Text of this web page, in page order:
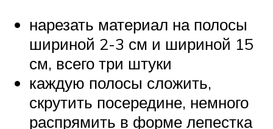
нарезать материал на полосы
шириной 2-3 см и шириной 15
см, всего три штуки
каждую полосы сложить,
скрутить посередине, немного
распрямить в форме лепестка